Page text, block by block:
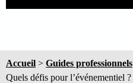
Accueil > Guides professionnels
Quels défis pour l’événementiel ?